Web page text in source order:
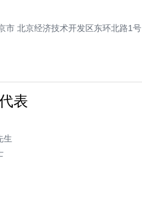
市 北京经济技术开发区东环北路1号
表
生